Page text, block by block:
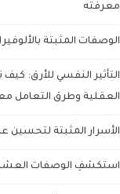
معرفته
الوصفات المثبتة
التأثير النفسي للأرق:
العقلية وطرق التعامل
الأسرار المثبتة لتحسين
استكشفِ الوصفات